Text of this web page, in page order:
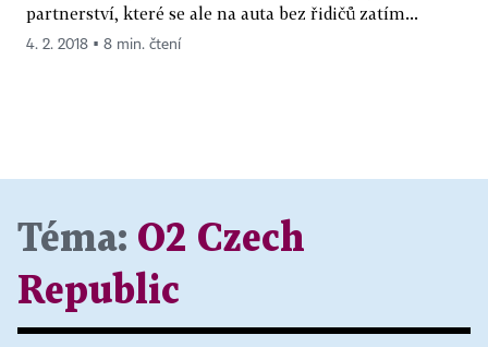
partnerství, které se ale na auta bez řidičů zatím...
4. 2. 2018 ▪ 8 min. čtení
Téma: O2 Czech
Republic